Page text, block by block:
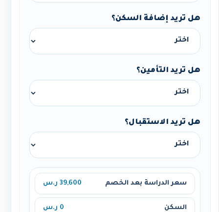
هل تريد إضافة السكن؟
هل تريد التأمين؟
هل تريد الاستقبال؟
سعر الدراسة بعد الخصم 39,600 ر.س
السكن 0 ر.س